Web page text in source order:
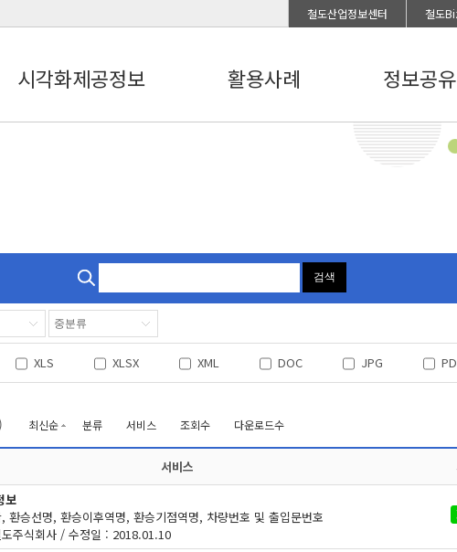
철도산업정보센터 철도
시각화제공정보 활용사례 정보공유
검색
XLS XLSX XML DOC JPG
최신순 분류 서비스 조회수 다운로드수
서비스
보
환승선명, 환승이후역명, 환승기점역명, 차량번호 및 출입문번호
주식회사 / 수정일 : 2018.01.10